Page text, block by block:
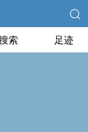
索 足迹